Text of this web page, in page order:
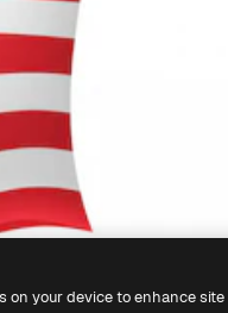
on your device to enhance site